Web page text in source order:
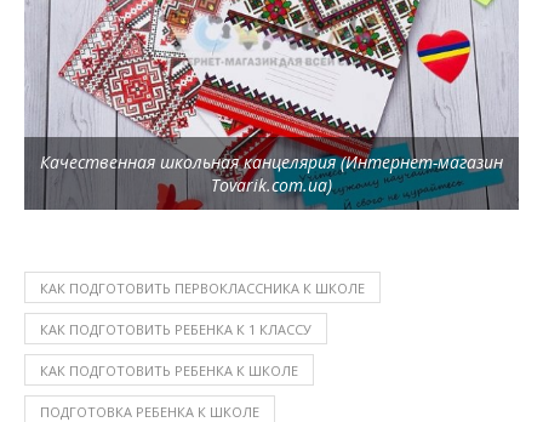
Качественная школьная канцелярия (Интернет-магазин
Tovarik.com.ua)
КАК ПОДГОТОВИТЬ ПЕРВОКЛАССНИКА К ШКОЛЕ
КАК ПОДГОТОВИТЬ РЕБЕНКА К 1 КЛАССУ
КАК ПОДГОТОВИТЬ РЕБЕНКА К ШКОЛЕ
ПОДГОТОВКА РЕБЕНКА К ШКОЛЕ